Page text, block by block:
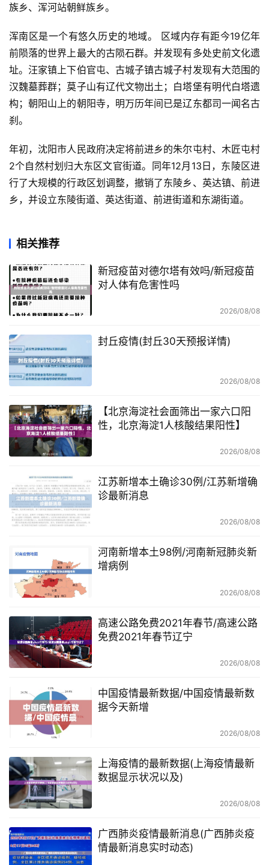
族乡、浑河站朝鲜族乡。
浑南区是一个有悠久历史的地域。 区域内存有距今19亿年
前陨落的世界上最大的古陨石群。并发现有多处史前文化遗
址。汪家镇上下伯官屯、古城子镇古城子村发现有大范围的
汉魏墓葬群；莫子山有辽代文物出土；白塔堡有明代白塔遗
构；朝阳山上的朝阳寺，明万历年间已是辽东都司一闻名古
刹。
年初，沈阳市人民政府决定将前进乡的朱尔屯村、木匠屯村
2个自然村划归大东区文官街道。同年12月13日，东陵区进
行了大规模的行政区划调整，撤销了东陵乡、英达镇、前进
乡，并设立东陵街道、英达街道、前进街道和东湖街道。
相关推荐
新冠疫苗对德尔塔有效吗/新冠疫苗
对人体有危害性吗
2026/08/08
封丘疫情(封丘30天预报详情)
2026/08/08
【北京海淀社会面筛出一家六口阳
性，北京海淀1人核酸结果阳性】
2026/08/08
江苏新增本土确诊30例/江苏新增确
诊最新消息
2026/08/08
河南新增本土98例/河南新冠肺炎新
增病例
2026/08/08
高速公路免费2021年春节/高速公路
免费2021年春节辽宁
2026/08/08
中国疫情最新数据/中国疫情最新数
据今天新增
2026/08/08
上海疫情的最新数据(上海疫情最新
数据显示状况以及)
2026/08/08
广西肺炎疫情最新消息(广西肺炎疫
情最新消息实时动态)